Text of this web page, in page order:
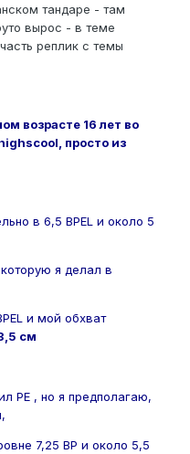
тандаре - там
вырос - в теме
реплик с темы
возрасте 16 лет во
просто из
в 6,5 BPEL и около 5
я делал в
и мой обхват
см
PE , но я предполагаю,
7,25 BP и около 5,5